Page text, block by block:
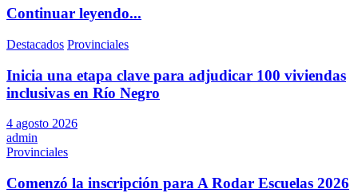
Continuar leyendo...
Destacados Provinciales
Inicia una etapa clave para adjudicar 100 viviendas
inclusivas en Río Negro
4 agosto 2026
admin
Provinciales
Comenzó la inscripción para A Rodar Escuelas 2026